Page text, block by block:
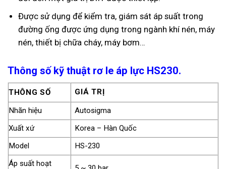
Được sử dụng để kiểm tra, giám sát áp suất trong
đường ống được ứng dụng trong ngành khí nén, máy
nén, thiết bị chữa cháy, máy bơm…
Thông số kỹ thuật rơ le áp lực HS230.
THÔNG SỐ GIÁ TRỊ
Nhãn hiệu
Autosigma
Xuất xứ
Korea – Hàn Quốc
Model
HS-230
Áp suất hoạt